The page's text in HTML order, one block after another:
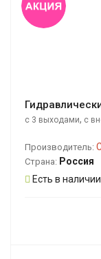
с 3 выходами, с
Производитель:
Страна: Россия
Есть в наличии